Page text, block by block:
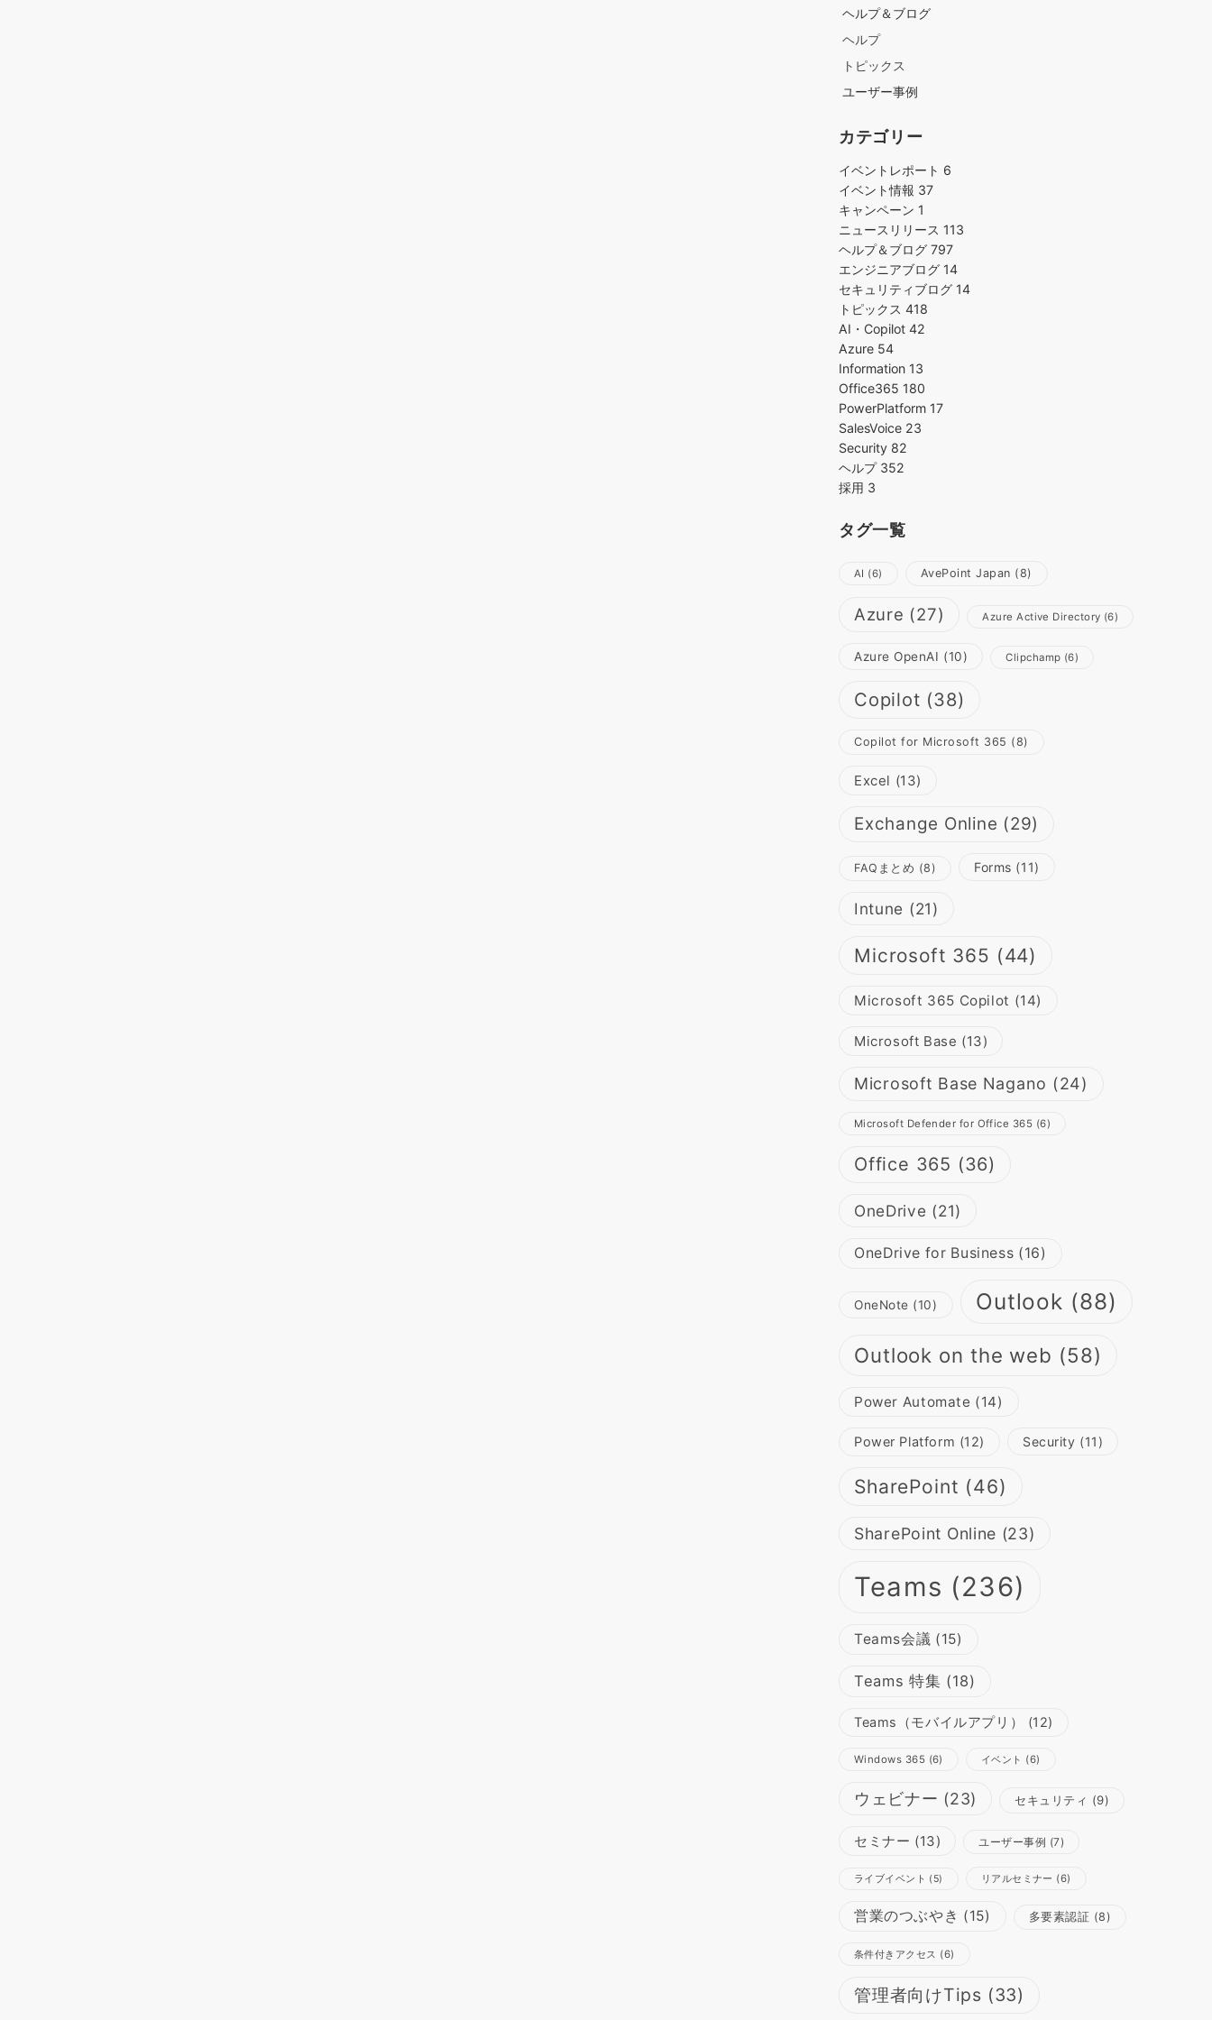
ヘルプ＆ブログ
ヘルプ
トピックス
ユーザー事例
カテゴリー
イベントレポート 6
イベント情報 37
キャンペーン 1
ニュースリリース 113
ヘルプ＆ブログ 797
エンジニアブログ 14
セキュリティブログ 14
トピックス 418
AI・Copilot 42
Azure 54
Information 13
Office365 180
PowerPlatform 17
SalesVoice 23
Security 82
ヘルプ 352
採用 3
タグ一覧
AI (6) AvePoint Japan (8)
Azure (27) Azure Active Directory (6)
Azure OpenAI (10) Clipchamp (6)
Copilot (38)
Copilot for Microsoft 365 (8)
Excel (13)
Exchange Online (29)
FAQまとめ (8) Forms (11)
Intune (21)
Microsoft 365 (44)
Microsoft 365 Copilot (14)
Microsoft Base (13)
Microsoft Base Nagano (24)
Microsoft Defender for Office 365 (6)
Office 365 (36)
OneDrive (21)
OneDrive for Business (16)
OneNote (10) Outlook (88)
Outlook on the web (58)
Power Automate (14)
Power Platform (12) Security (11)
SharePoint (46)
SharePoint Online (23)
Teams (236)
Teams会議 (15)
Teams 特集 (18)
Teams（モバイルアプリ） (12)
Windows 365 (6) イベント (6)
ウェビナー (23) セキュリティ (9)
セミナー (13) ユーザー事例 (7)
ライブイベント (5) リアルセミナー (6)
営業のつぶやき (15) 多要素認証 (8)
条件付きアクセス (6)
管理者向けTips (33)